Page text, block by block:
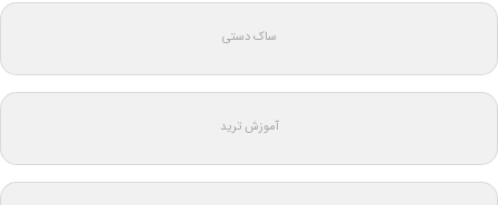
ساک دستی
آموزش ترید